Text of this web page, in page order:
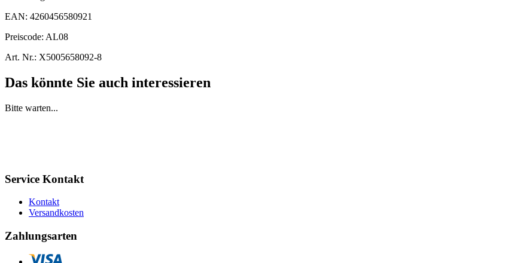
EAN: 4260456580921
Preiscode: AL08
Art. Nr.: X5005658092-8
Das könnte Sie auch interessieren
Bitte warten...
Service Kontakt
Kontakt
Versandkosten
Zahlungsarten